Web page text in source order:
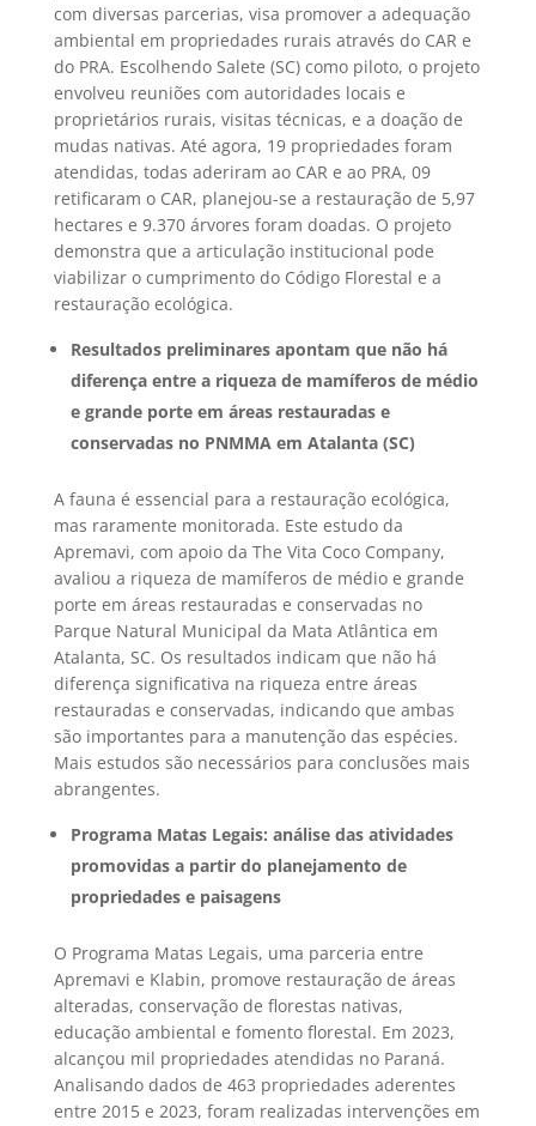
com diversas parcerias, visa promover a adequação
ambiental em propriedades rurais através do CAR e
do PRA. Escolhendo Salete (SC) como piloto, o projeto
envolveu reuniões com autoridades locais e
proprietários rurais, visitas técnicas, e a doação de
mudas nativas. Até agora, 19 propriedades foram
atendidas, todas aderiram ao CAR e ao PRA, 09
retificaram o CAR, planejou-se a restauração de 5,97
hectares e 9.370 árvores foram doadas. O projeto
demonstra que a articulação institucional pode
viabilizar o cumprimento do Código Florestal e a
restauração ecológica.
Resultados preliminares apontam que não há
diferença entre a riqueza de mamíferos de médio
e grande porte em áreas restauradas e
conservadas no PNMMA em Atalanta (SC)
A fauna é essencial para a restauração ecológica,
mas raramente monitorada. Este estudo da
Apremavi, com apoio da The Vita Coco Company,
avaliou a riqueza de mamíferos de médio e grande
porte em áreas restauradas e conservadas no
Parque Natural Municipal da Mata Atlântica em
Atalanta, SC. Os resultados indicam que não há
diferença significativa na riqueza entre áreas
restauradas e conservadas, indicando que ambas
são importantes para a manutenção das espécies.
Mais estudos são necessários para conclusões mais
abrangentes.
Programa Matas Legais: análise das atividades
promovidas a partir do planejamento de
propriedades e paisagens
O Programa Matas Legais, uma parceria entre
Apremavi e Klabin, promove restauração de áreas
alteradas, conservação de florestas nativas,
educação ambiental e fomento florestal. Em 2023,
alcançou mil propriedades atendidas no Paraná.
Analisando dados de 463 propriedades aderentes
entre 2015 e 2023, foram realizadas intervenções em